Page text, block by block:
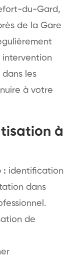
du-Gard,
de la Gare
intervention
dans les
à votre
à
: identification
dans
de